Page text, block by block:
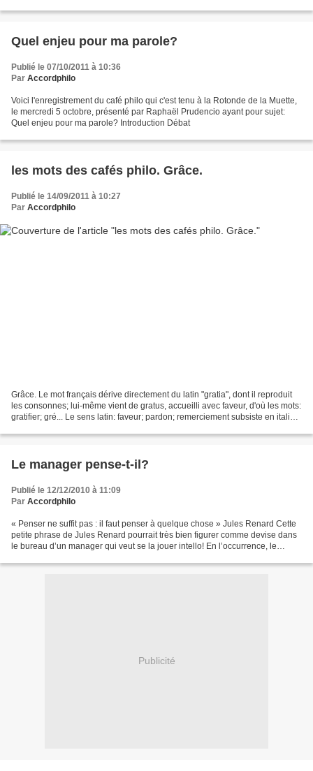
Quel enjeu pour ma parole?
Publié le 07/10/2011 à 10:36
Par Accordphilo
Voici l'enregistrement du café philo qui c'est tenu à la Rotonde de la Muette,
le mercredi 5 octobre, présenté par Raphaël Prudencio ayant pour sujet:
Quel enjeu pour ma parole? Introduction Débat
les mots des cafés philo. Grâce.
Publié le 14/09/2011 à 10:27
Par Accordphilo
Grâce. Le mot français dérive directement du latin "gratia", dont il reproduit
les consonnes; lui-même vient de gratus, accueilli avec faveur, d'où les mots:
gratifier; gré... Le sens latin: faveur; pardon; remerciement subsiste en italien
Le manager pense-t-il?
Publié le 12/12/2010 à 11:09
Par Accordphilo
« Penser ne suffit pas : il faut penser à quelque chose » Jules Renard Cette
petite phrase de Jules Renard pourrait très bien figurer comme devise dans
le bureau d’un manager qui veut se la jouer intello! En l’occurrence, le
Publicité